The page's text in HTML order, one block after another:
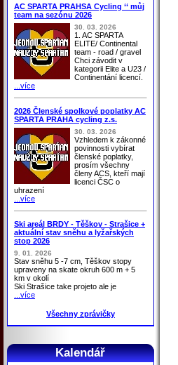
AC SPARTA PRAHSA Cycling ‘‘ můj
team na sezónu 2026
30. 03. 2026
1. AC SPARTA
ELITE/ Continental
team - road / gravel
Chci závodit v
kategorii Elite a U23 /
Continentání licencí.
...více
2026 Členské spolkové poplatky AC
SPARTA PRAHA cycling z.s.
30. 03. 2026
Vzhledem k zákonné
povinnosti vybírat
členské poplatky,
prosím všechny
členy ACS, kteří mají
licenci ČSC o
uhrazení
...více
Ski areál BRDY - Těškov - Strašice +
aktuální stav sněhu a lyžařských
stop 2026
9. 01. 2026
Stav sněhu 5 -7 cm, Těškov stopy
upraveny na skate okruh 600 m + 5
km v okolí
Ski Strašice take projeto ale je
...více
Všechny zprávičky
Kalendář